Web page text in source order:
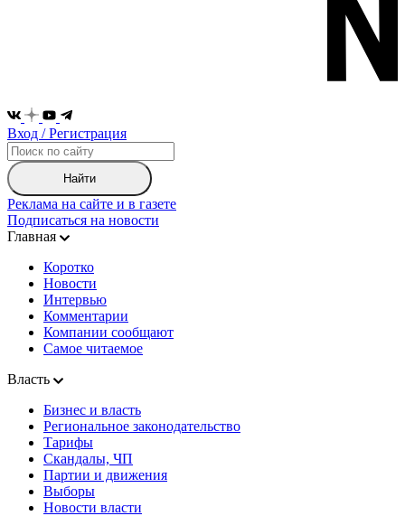
Вход / Регистрация
Найти
Реклама на сайте и в газете
Подписаться на новости
Главная
Коротко
Новости
Интервью
Комментарии
Компании сообщают
Самое читаемое
Власть
Бизнес и власть
Региональное законодательство
Тарифы
Скандалы, ЧП
Партии и движения
Выборы
Новости власти